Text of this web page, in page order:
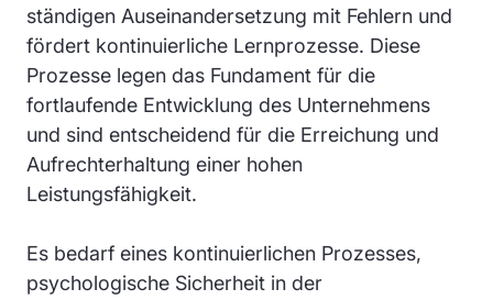
ständigen Auseinandersetzung mit Fehlern und
fördert kontinuierliche Lernprozesse. Diese
Prozesse legen das Fundament für die
fortlaufende Entwicklung des Unternehmens
und sind entscheidend für die Erreichung und
Aufrechterhaltung einer hohen
Leistungsfähigkeit.
Es bedarf eines kontinuierlichen Prozesses,
psychologische Sicherheit in der